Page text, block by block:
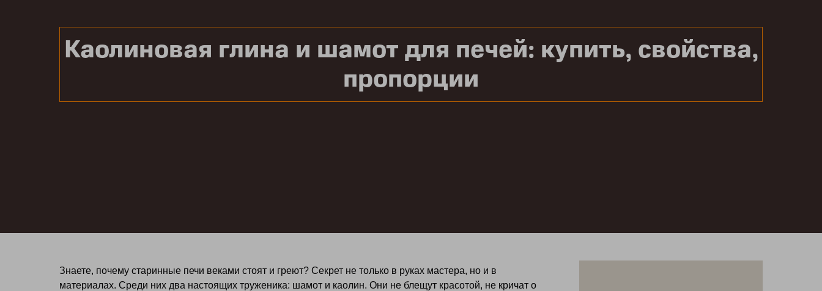
Каолиновая глина и шамот для печей: купить, свойства,
пропорции
Знаете, почему старинные печи веками стоят и греют? Секрет не только в руках мастера, но и в
материалах. Среди них два настоящих труженика: шамот и каолин. Они не блещут красотой, не кричат о